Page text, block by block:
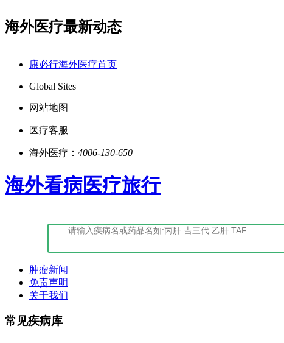
海外医疗最新动态
康必行海外医疗首页
Global Sites
网站地图
医疗客服
海外医疗： 4006-130-650
海外看病医疗旅行
肿瘤新闻
免责声明
关于我们
常见疾病库